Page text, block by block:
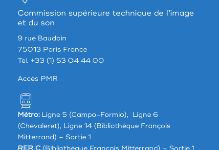
Commission supérieure technique de l’image
et du son
9 rue Baudoin
75013 Paris France
Tel. +33 (1) 53 04 44 00
Accés PMR
Métro:Ligne 5 (Campo-Formio), Ligne 6
(Chevaleret), Ligne 14 (Bibliothèque François
Mitterrand) – Sortie 1